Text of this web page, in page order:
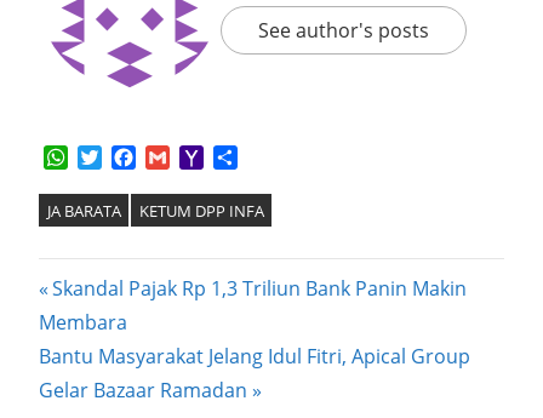
See author's posts
WhatsApp
TwitterFacebook
GmailYahoo
JA BARATA KETUM DPP INFA
Post
navigation
Previous
Post:
Skandal Pajak Rp 1,3 Triliun Bank Panin Makin
Membara
Next
Post:
Bantu Masyarakat Jelang Idul Fitri, Apical Group
Gelar Bazaar Ramadan